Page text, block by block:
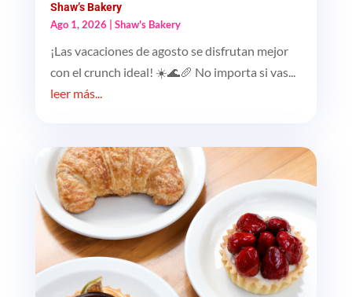
Shaw’s Bakery
Ago 1, 2026
Shaw's Bakery
¡Las vacaciones de agosto se disfrutan mejor
con el crunch ideal! ☀️🌊🥖 No importa si vas...
leer más...